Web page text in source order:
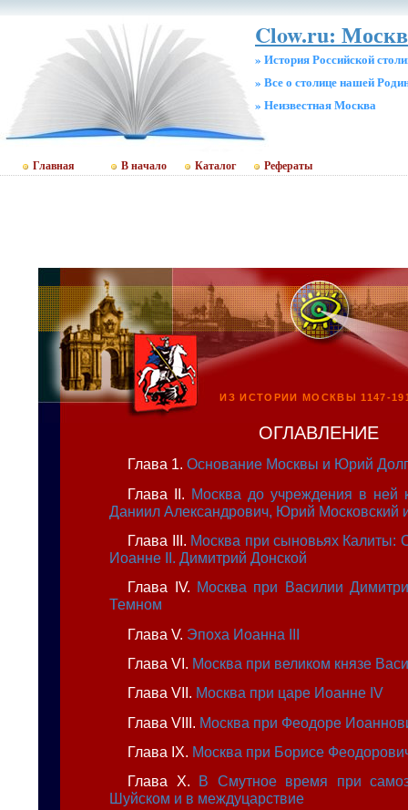
Clow.ru:
» История Российской
» Все о столице нашей
» Неизвестная Москва
Главная В начало Каталог Рефераты
ИЗ ИСТОРИИ МОСКВЫ 1147-
ОГЛАВЛЕНИЕ
Глава 1.Основание Москвы и Юрий
Глава II. Москва до учреждения в ней
Даниил Александрович, Юрий Московский
Глава III. Москва при сыновьях Калиты:
Иоанне II. Димитрий Донской
Глава IV. Москва при Василии
Темном
Глава V. Эпоха Иоанна III
Глава VI. Москва при великом князе
Глава VII. Москва при царе Иоанне IV
Глава VIII. Москва при Феодоре
Глава IX. Москва при Борисе
Глава X. В Смутное время при
Шуйском и в междуцарствие